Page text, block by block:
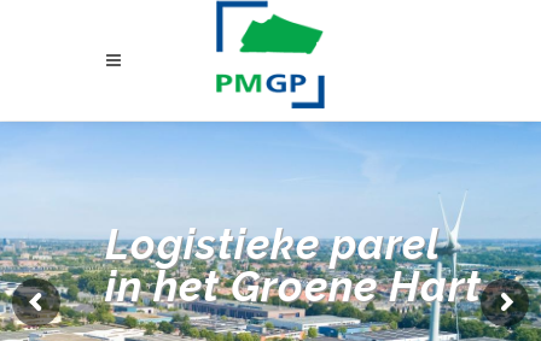
Logistieke parel
in het Groene Hart